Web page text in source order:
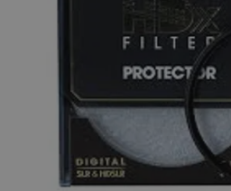
Statieven
Studio